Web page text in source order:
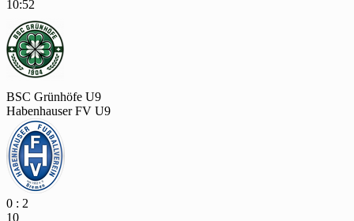
10:52
BSC Grünhöfe U9
Habenhauser FV U9
0 : 2
10